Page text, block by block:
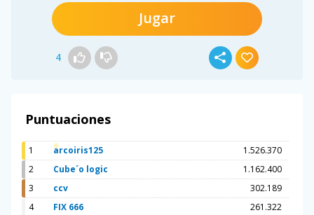
Jugar
4
Puntuaciones
1 arcoiris125
1.526.370
2
Cube´o logic
1.162.400
3
ccv
302.189
4
FIX 666
261.322